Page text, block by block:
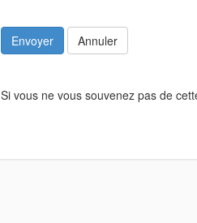
Envoyer Annuler
Si vous ne vous souvenez pas de